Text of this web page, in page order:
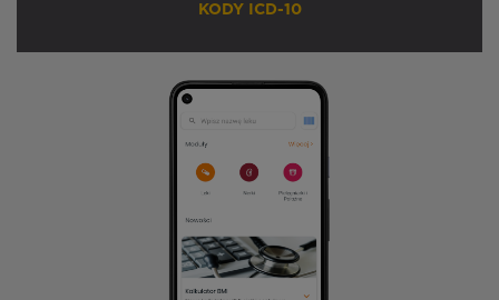
KODY ICD-10